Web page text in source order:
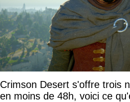
Crimson Desert s'offre trois
en moins de 48h, voici ce